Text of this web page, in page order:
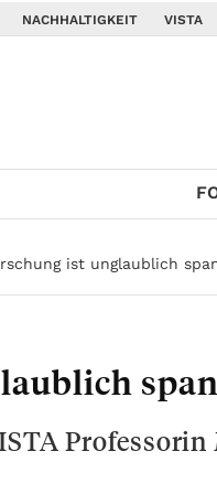
NACHHALTIGKEIT VISTA
ist unglaublich